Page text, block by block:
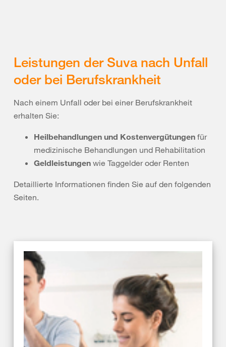
Leistungen der Suva nach Unfall
oder bei Berufskrankheit
Nach einem Unfall oder bei einer Berufskrankheit
erhalten Sie:
Heilbehandlungen und Kostenvergütungen für
medizinische Behandlungen und Rehabilitation
Geldleistungen wie Taggelder oder Renten
Detaillierte Informationen finden Sie auf den folgenden
Seiten.